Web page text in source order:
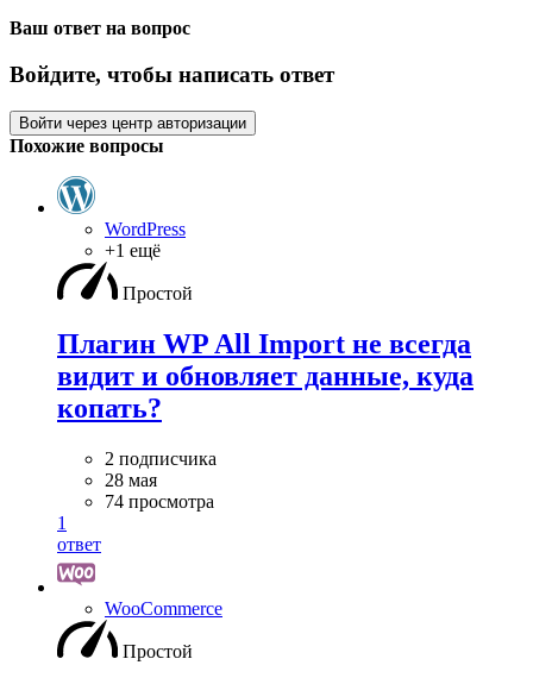
Ваш ответ на вопрос
Войдите, чтобы написать ответ
Войти через центр авторизации
Похожие вопросы
WordPress
+1 ещё
Простой
Плагин WP All Import не всегда
видит и обновляет данные, куда
копать?
2 подписчика
28 мая
74 просмотра
1
ответ
WooСommerce
Простой